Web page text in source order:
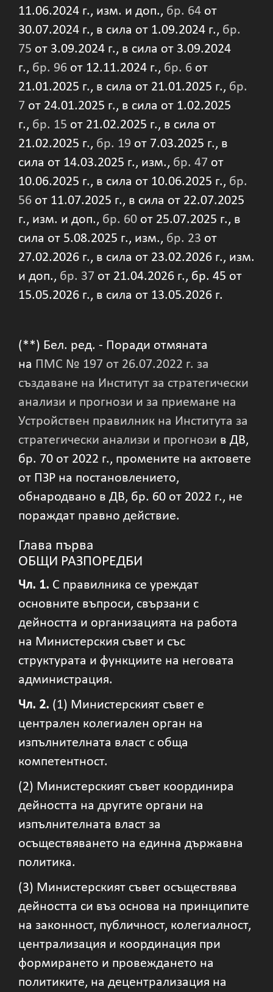
11.06.2024 г., изм. и доп., бр. 64 от
30.07.2024 г., в сила от 1.09.2024 г., бр.
75 от 3.09.2024 г., в сила от 3.09.2024
г., бр. 96 от 12.11.2024 г., бр. 6 от
21.01.2025 г., в сила от 21.01.2025 г., бр.
7 от 24.01.2025 г., в сила от 1.02.2025
г., бр. 15 от 21.02.2025 г., в сила от
21.02.2025 г., бр. 19 от 7.03.2025 г., в
сила от 14.03.2025 г., изм., бр. 47 от
10.06.2025 г., в сила от 10.06.2025 г., бр.
56 от 11.07.2025 г., в сила от 22.07.2025
г., изм. и доп., бр. 60 от 25.07.2025 г., в
сила от 5.08.2025 г., изм., бр. 23 от
27.02.2026 г., в сила от 23.02.2026 г., изм.
и доп., бр. 37 от 21.04.2026 г., бр. 45 от
15.05.2026 г., в сила от 13.05.2026 г.
(**) Бел. ред. - Поради отмяната
на ПМС № 197 от 26.07.2022 г. за
създаване на Институт за стратегически
анализи и прогнози и за приемане на
Устройствен правилник на Института за
стратегически анализи и прогнози в ДВ,
бр. 70 от 2022 г., промените на актовете
от ПЗР на постановлението,
обнародвано в ДВ, бр. 60 от 2022 г., не
пораждат правно действие.
Глава първа
ОБЩИ РАЗПОРЕДБИ
Чл. 1. С правилника се уреждат
основните въпроси, свързани с
дейността и организацията на работа
на Министерския съвет и със
структурата и функциите на неговата
администрация.
Чл. 2. (1) Министерският съвет е
централен колегиален орган на
изпълнителната власт с обща
компетентност.
(2) Министерският съвет координира
дейността на другите органи на
изпълнителната власт за
осъществяването на единна държавна
политика.
(3) Министерският съвет осъществява
дейността си въз основа на принципите
на законност, публичност, колегиалност,
централизация и координация при
формирането и провеждането на
политиките, на децентрализация на